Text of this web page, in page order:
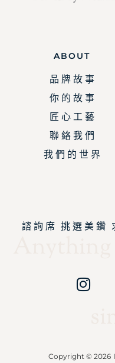
ABOUT
品 牌 故 事
你 的 故 事
匠 心 工 藝
聯 絡 我 們
我 們 的 世 界
諮 詢 席 挑 選 美 鑽
Copyright © 2026